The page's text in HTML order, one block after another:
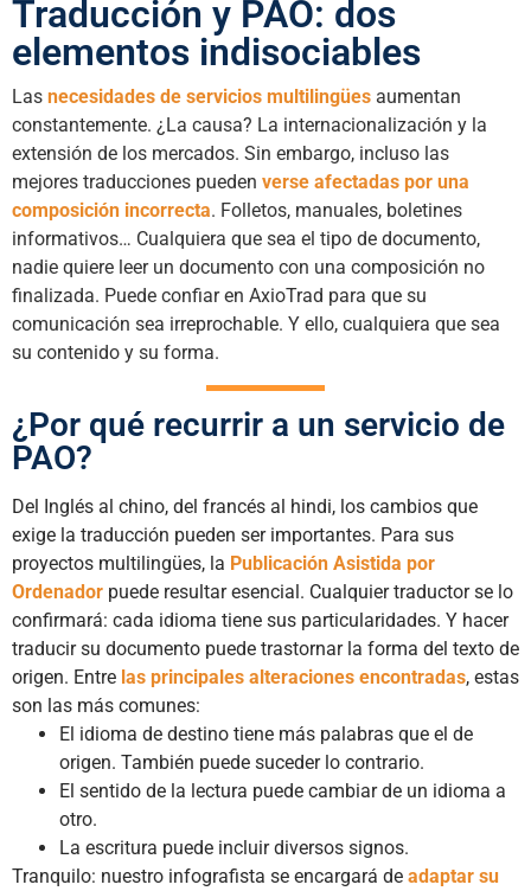
Traducción y PAO: dos
elementos indisociables
Las necesidades de servicios multilingües aumentan
constantemente. ¿La causa? La internacionalización y la
extensión de los mercados. Sin embargo, incluso las
mejores traducciones pueden verse afectadas por una
composición incorrecta. Folletos, manuales, boletines
informativos… Cualquiera que sea el tipo de documento,
nadie quiere leer un documento con una composición no
finalizada. Puede confiar en AxioTrad para que su
comunicación sea irreprochable. Y ello, cualquiera que sea
su contenido y su forma.
¿Por qué recurrir a un servicio de
PAO?
Del Inglés al chino, del francés al hindi, los cambios que
exige la traducción pueden ser importantes. Para sus
proyectos multilingües, la Publicación Asistida por
Ordenador puede resultar esencial. Cualquier traductor se lo
confirmará: cada idioma tiene sus particularidades. Y hacer
traducir su documento puede trastornar la forma del texto de
origen. Entre las principales alteraciones encontradas, estas
son las más comunes:
El idioma de destino tiene más palabras que el de
origen. También puede suceder lo contrario.
El sentido de la lectura puede cambiar de un idioma a
otro.
La escritura puede incluir diversos signos.
Tranquilo: nuestro infografista se encargará de adaptar su